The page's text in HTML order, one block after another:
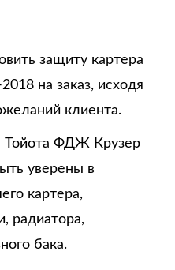
защиту картера
на заказ, исходя
клиента.
Тойота ФДЖ Крузер
уверены в
картера,
радиатора,
бака.